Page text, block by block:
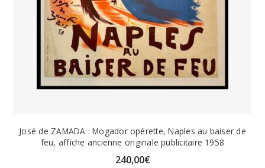
José de ZAMADA : Mogador opérette, Naples au baiser de
feu, affiche ancienne originale publicitaire 1958
240,00€